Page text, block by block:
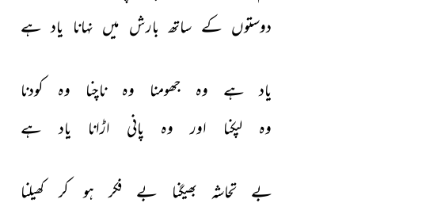
دوستوں کے ساتھ بارش میں نہانا یاد ہے
یاد ہے وہ جھومنا وہ ناچنا وہ
کودنا
وہ
لپکنا اور وہ پانی اڑانا یاد ہے
بے تحاشہ بھیگنا بے فکر ہو کر
کھیلنا